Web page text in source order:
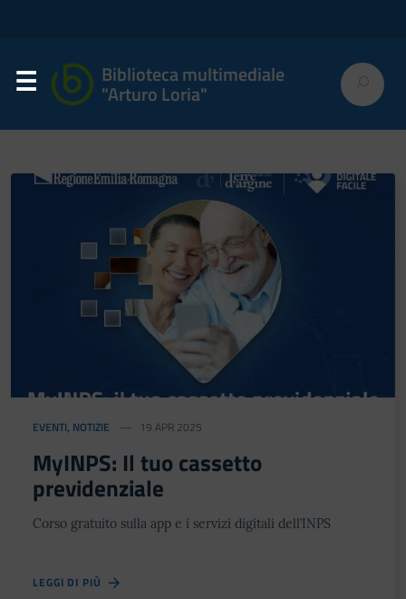
Biblioteca multimediale
"Arturo Loria"
Festa del Racconto
IL CASTELLO DEI RAGAZZI
EVENTI, NOTIZIE 19 APR 2025
MyINPS: Il tuo cassetto
previdenziale
Corso gratuito sulla app e i servizi digitali dell’INPS
LEGGI DI PIÙ